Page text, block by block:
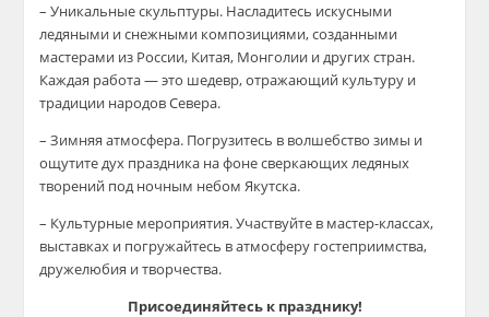
– Уникальные скульптуры. Насладитесь искусными
ледяными и снежными композициями, созданными
мастерами из России, Китая, Монголии и других стран.
Каждая работа — это шедевр, отражающий культуру и
традиции народов Севера.
– Зимняя атмосфера. Погрузитесь в волшебство зимы и
ощутите дух праздника на фоне сверкающих ледяных
творений под ночным небом Якутска.
– Культурные мероприятия. Участвуйте в мастер-классах,
выставках и погружайтесь в атмосферу гостеприимства,
дружелюбия и творчества.
Присоединяйтесь к празднику!